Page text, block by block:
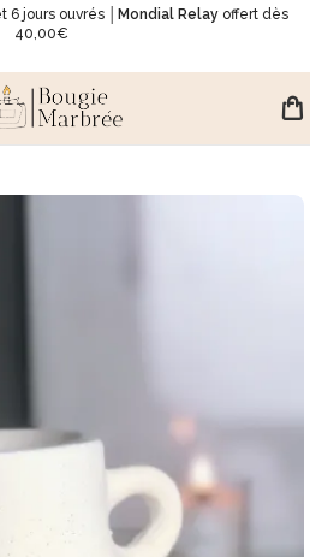
jours ouvrés │ Mondial Relayoffert dès
40,00€